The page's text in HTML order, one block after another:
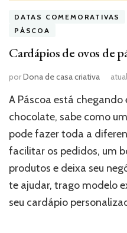
DATAS COMEMORATIVAS
PÁSCOA
Cardápios de ovos de
porDona de casa criativa
A Páscoa está chegando
chocolate, sabe como
pode fazer toda a
facilitar os pedidos, um
produtos e deixa seu
te ajudar, trago modelo
seu cardápio